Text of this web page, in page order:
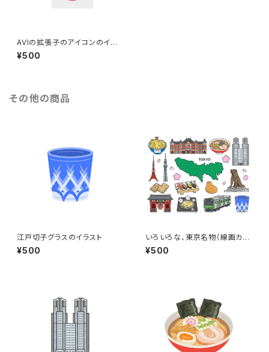
AVIの拡張子のアイコンのイラ
スト
¥500
その他の商品
江戸切子グラスのイラスト
¥500
いろいろな、東京名物（線画カラ
ー）のイラストセット
¥500